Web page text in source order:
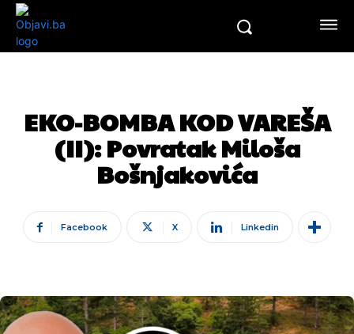
EKO-BOMBA KOD VAREŠA
(II): Povratak Miloša
Bošnjakovića
Facebook X Linkedin